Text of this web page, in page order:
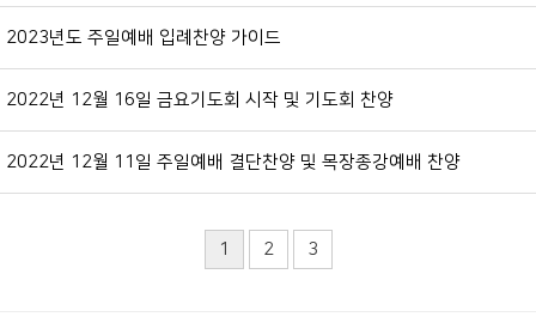
2023년도 주일예배 입례찬양 가이드
2022년 12월 16일 금요기도회 시작 및 기도회 찬양
2022년 12월 11일 주일예배 결단찬양 및 목장종강예배 찬양
1 2 3